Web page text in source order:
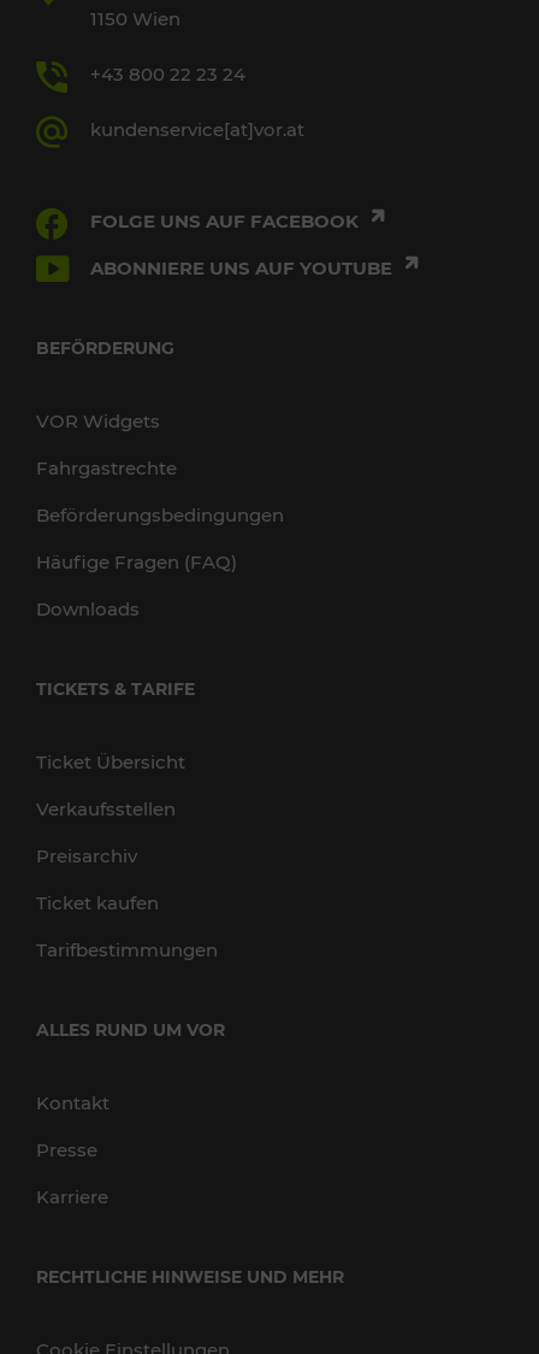
1150 Wien
+43 800 22 23 24
kundenservice[at]vor.at
FOLGE UNS AUF FACEBOOK
ABONNIERE UNS AUF YOUTUBE
BEFÖRDERUNG
VOR Widgets
Fahrgastrechte
Beförderungsbedingungen
Häufige Fragen (FAQ)
Downloads
TICKETS & TARIFE
Ticket Übersicht
Verkaufsstellen
Preisarchiv
Ticket kaufen
Tarifbestimmungen
ALLES RUND UM VOR
Kontakt
Presse
Karriere
RECHTLICHE HINWEISE UND MEHR